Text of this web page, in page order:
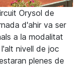
Orysol de
d'ahir va ser
a la modalitat
nivell de joc
plenes de